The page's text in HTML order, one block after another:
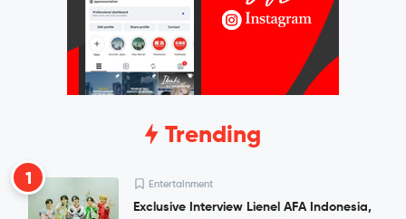
Trending
1 Entertainment
Exclusive Interview Lienel AFA Indonesia,